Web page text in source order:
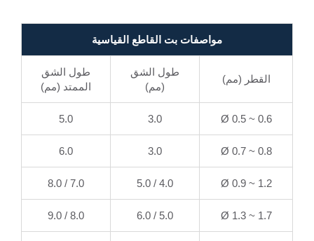
مواصفات بت القاطع القياسية
القطر (مم)
طول الشق
(مم)
طول الشق
الممتد (مم)
Ø 0.5 ~ 0.6
3.0
5.0
Ø 0.7 ~ 0.8
3.0
6.0
Ø 0.9 ~ 1.2
4.0 / 5.0
7.0 / 8.0
Ø 1.3 ~ 1.7
5.0 / 6.0
8.0 / 9.0